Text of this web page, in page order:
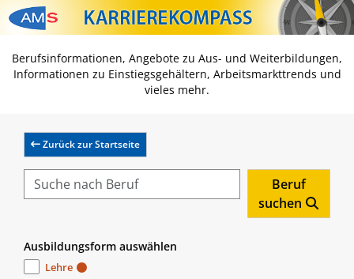
Zum Inhalt springen
Zum Navmenü springen
Zur Suche springen
Zur Footer springen
Berufsinformationen, Angebote zu Aus- und Weiterbildungen,
Informationen zu Einstiegsgehältern, Arbeitsmarkttrends und
vieles mehr.
Zurück zur Startseite
Beruf
suchen
Ausbildungsform auswählen
Lehre